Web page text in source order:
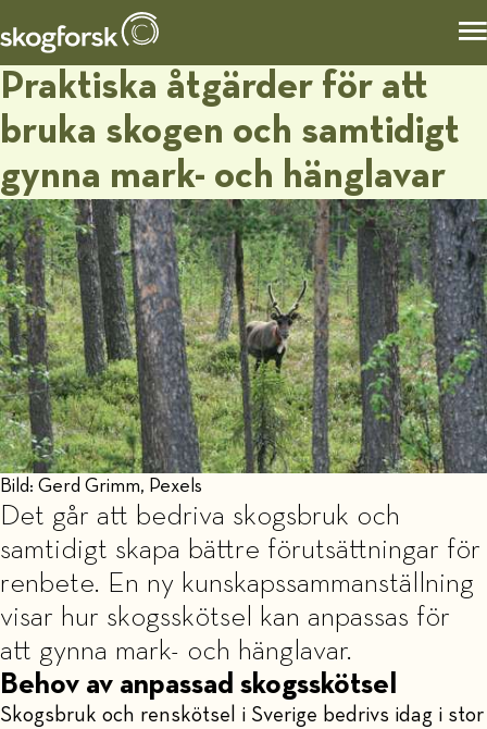
Praktiska åtgärder för att
bruka skogen och samtidigt
gynna mark- och hänglavar
Bild: Gerd Grimm, Pexels
Det går att bedriva skogsbruk och
samtidigt skapa bättre förutsättningar för
renbete. En ny kunskapssammanställning
visar hur skogsskötsel kan anpassas för
att gynna mark- och hänglavar.
Behov av anpassad skogsskötsel
Skogsbruk och renskötsel i Sverige bedrivs idag i stor